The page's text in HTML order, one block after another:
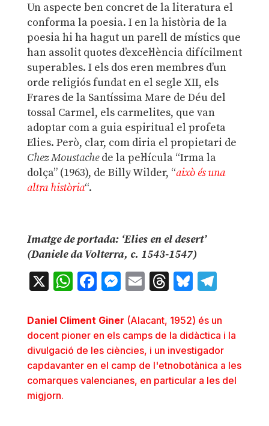
Un aspecte ben concret de la literatura el
conforma la poesia. I en la història de la
poesia hi ha hagut un parell de místics que
han assolit quotes d’excel·lència difícilment
superables. I els dos eren membres d’un
orde religiós fundat en el segle XII, els
Frares de la Santíssima Mare de Déu del
tossal Carmel, els carmelites, que van
adoptar com a guia espiritual el profeta
Elies. Però, clar, com diria el propietari de
Chez Moustachede la pel·lícula “Irma la
dolça” (1963), de Billy Wilder, “això és una
altra història“.
Imatge de portada: ‘Elies en el desert’
(Daniele da Volterra, c. 1543-1547)
X WhatsApp
Facebook
Messenger
EmailThreads
Bluesky
Daniel Climent Giner (Alacant, 1952) és un
docent pioner en els camps de la didàctica i la
divulgació de les ciències, i un investigador
capdavanter en el camp de l'etnobotànica a les
comarques valencianes, en particular a les del
migjorn.